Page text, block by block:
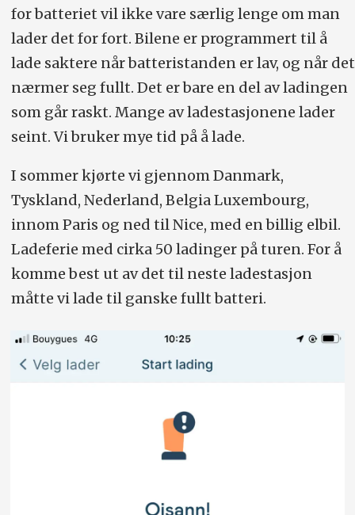
for batteriet vil ikke vare særlig lenge om man
lader det for fort. Bilene er programmert til å
lade saktere når batteristanden er lav, og når det
nærmer seg fullt. Det er bare en del av ladingen
som går raskt. Mange av ladestasjonene lader
seint. Vi bruker mye tid på å lade.
I sommer kjørte vi gjennom Danmark,
Tyskland, Nederland, Belgia Luxembourg,
innom Paris og ned til Nice, med en billig elbil.
Ladeferie med cirka 50 ladinger på turen. For å
komme best ut av det til neste ladestasjon
måtte vi lade til ganske fullt batteri.